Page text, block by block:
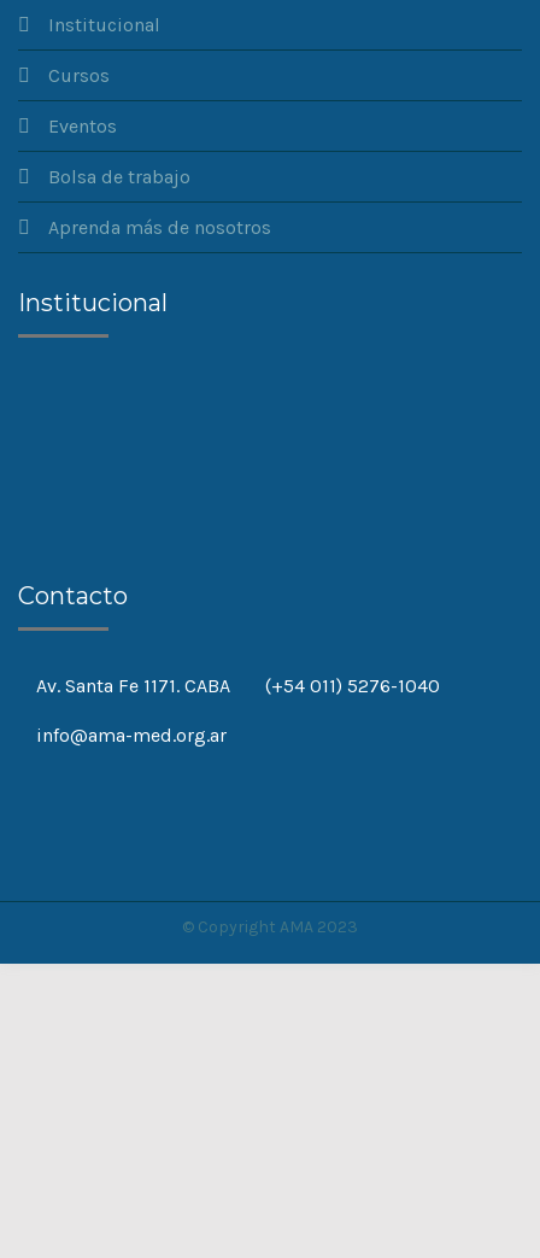
Institucional
Cursos
Eventos
Bolsa de trabajo
Aprenda más de nosotros
Institucional
Contacto
Av. Santa Fe 1171. CABA (+54 011) 5276-1040
info@ama-med.org.ar
© Copyright AMA 2023